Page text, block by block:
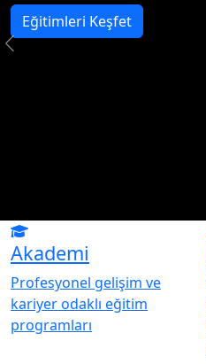
Eğitimleri Keşfet
Akademi
Profesyonel gelişim ve
kariyer odaklı eğitim
programları